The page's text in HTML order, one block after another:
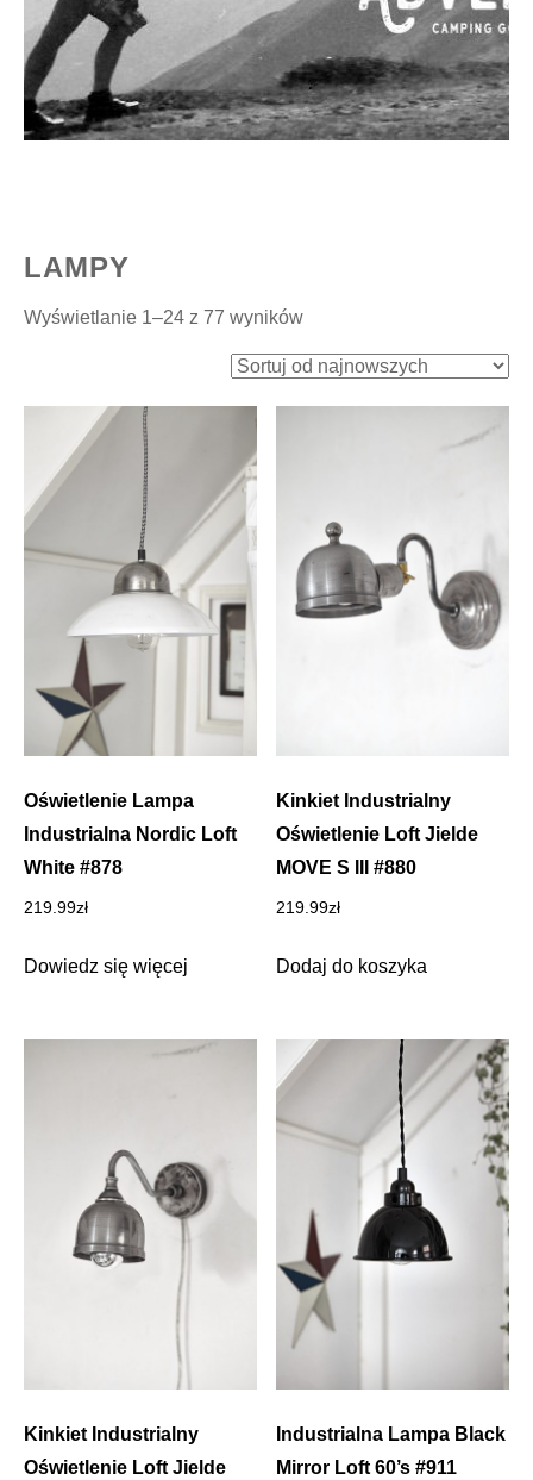
LAMPY
Wyświetlanie 1–24 z 77 wynikówPosortowane
według
najnowszych
Oświetlenie Lampa
Industrialna Nordic Loft
White #878
219.99zł
Dowiedz się więcej
Kinkiet Industrialny
Oświetlenie Loft Jielde
MOVE S III #880
219.99zł
Dodaj do koszyka
Kinkiet Industrialny
Oświetlenie Loft Jielde
Industrialna Lampa Black
Mirror Loft 60’s #911